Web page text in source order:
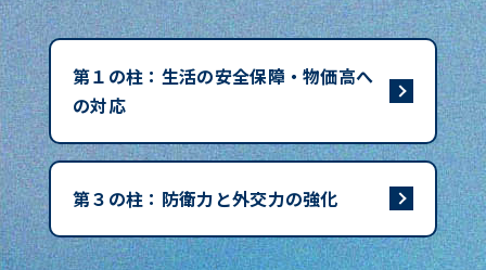
ィブ強化について、令和8年度税制改正で検討
大阪・関西万博のレガシーを具体化するため
動運転、水素エネルギー等の先端技術の、早期
経済産業省HP：大阪・関西万博宣言
推進し、成長投資を拡大することで海外展開を
促進します。
文化財や地域の伝統行事・民俗芸能等を次代に
確実に継承するため、文化と経済の好循環及び
地域の活性化に取り組みます。2026 年アジア
競技大会・アジアパラ競技大会の成功に向けた
開催支援に取り組みます。
詳しくはこちら
プトデータ等を活用した予防・健康づくりへの
者の支援、女性特有の健康課題への対応推進
等、「攻めの予防医療」等を推進します。
次なる感染症危機に備えるため、国立健康危機
機管理体制の抜本的強化を行います。
現役世代の社会保険料負担を含む国民負担を軽
未来成長分野に挑戦する人材育成のための大学
改革を行うとともに、高等専門学校等の職業教
育を充実します。
詳しくはこちら
文部科学省HP：成長分野をけん引する大学・
援
閉じる
ついて、令和8年度税制改正で検討し、結論を
得ます。
中長期の企業価値向上を後押しするため、「成
長投資促進ガイダンス（仮称）」を策定し、必
要な環境整備を進め、設備投資・研究開発及び
それらを支える資金調達の多様化を促進しま
す。
大胆な設備投資の促進に向けた税制を創設し、
第１の柱：生活の安全保障・物価高へ
の対応
第３の柱：防衛力と外交力の強化